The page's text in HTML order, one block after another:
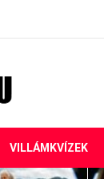
VILLÁMKVÍZEK